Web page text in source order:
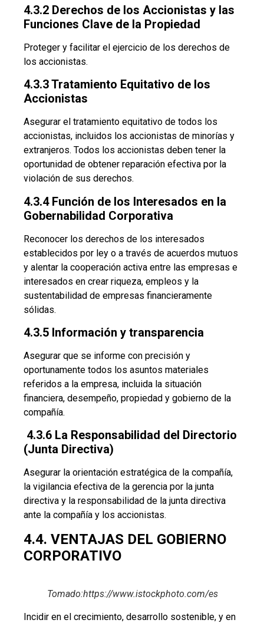
4.3.2 Derechos de los Accionistas y las
Funciones Clave de la Propiedad
Proteger y facilitar el ejercicio de los derechos de
los accionistas.
4.3.3 Tratamiento Equitativo de los
Accionistas
Asegurar el tratamiento equitativo de todos los
accionistas, incluidos los accionistas de minorías y
extranjeros. Todos los accionistas deben tener la
oportunidad de obtener reparación efectiva por la
violación de sus derechos.
4.3.4 Función de los Interesados en la
Gobernabilidad Corporativa
Reconocer los derechos de los interesados
establecidos por ley o a través de acuerdos mutuos
y alentar la cooperación activa entre las empresas e
interesados en crear riqueza, empleos y la
sustentabilidad de empresas financieramente
sólidas.
4.3.5 Información y transparencia
Asegurar que se informe con precisión y
oportunamente todos los asuntos materiales
referidos a la empresa, incluida la situación
financiera, desempeño, propiedad y gobierno de la
compañía.
4.3.6 La Responsabilidad del Directorio
(Junta Directiva)
Asegurar la orientación estratégica de la compañía,
la vigilancia efectiva de la gerencia por la junta
directiva y la responsabilidad de la junta directiva
ante la compañía y los accionistas.
4.4. VENTAJAS DEL GOBIERNO
CORPORATIVO
Tomado:https://www.istockphoto.com/es
Incidir en el crecimiento, desarrollo sostenible, y en